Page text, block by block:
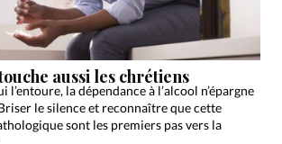
aussi les chrétiens
l’entoure, la dépendance à l’alcool n’épargne
le silence et reconnaître que cette
sont les premiers pas vers la